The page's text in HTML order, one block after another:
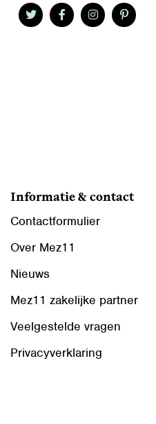
Informatie & contact
Contactformulier
Over Mez11
Nieuws
Mez11 zakelijke partner
Veelgestelde vragen
Privacyverklaring